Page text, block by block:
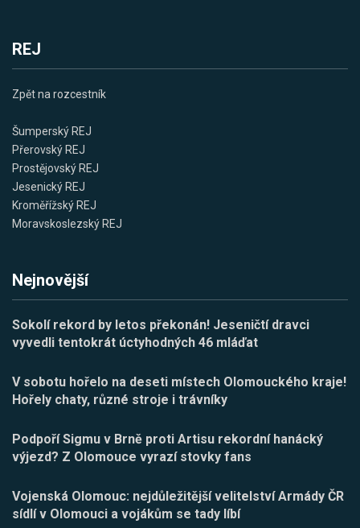
REJ
Zpět na rozcestník
Šumperský REJ
Přerovský REJ
Prostějovský REJ
Jesenický REJ
Kroměřížský REJ
Moravskoslezský REJ
Nejnovější
Sokolí rekord by letos překonán! Jeseničtí dravci
vyvedli tentokrát úctyhodných 46 mláďat
V sobotu hořelo na deseti místech Olomouckého kraje!
Hořely chaty, různé stroje i trávníky
Podpoří Sigmu v Brně proti Artisu rekordní hanácký
výjezd? Z Olomouce vyrazí stovky fans
Vojenská Olomouc: nejdůležitější velitelství Armády ČR
sídlí v Olomouci a vojákům se tady líbí